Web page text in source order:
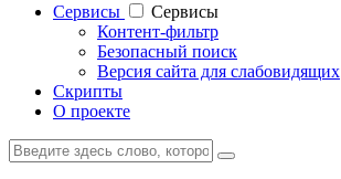
Cервисы
Cервисы
Контент-фильтр
Безопасный поиск
Версия сайта для слабовидящих
Скрипты
О проекте